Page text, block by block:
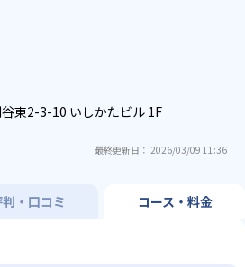
東2-3-10 いしかたビル 1F
最終更新日： 2026/03/09 11:36
・口コミ コース・料金